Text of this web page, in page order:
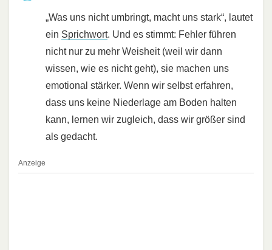
„Was uns nicht umbringt, macht uns stark“, lautet
ein Sprichwort. Und es stimmt: Fehler führen
nicht nur zu mehr Weisheit (weil wir dann
wissen, wie es nicht geht), sie machen uns
emotional stärker. Wenn wir selbst erfahren,
dass uns keine Niederlage am Boden halten
kann, lernen wir zugleich, dass wir größer sind
als gedacht.
Anzeige